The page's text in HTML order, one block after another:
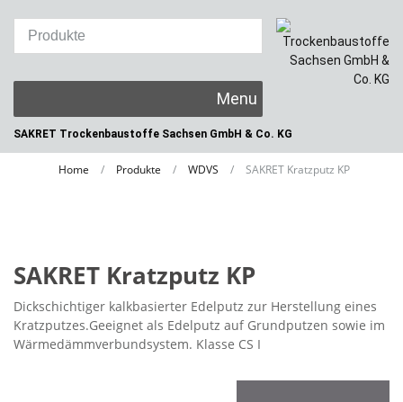
SAKRET Trockenbaustoffe Sachsen GmbH & Co. KG
content
Home / Produkte / WDVS / SAKRET Kratzputz KP
SAKRET Kratzputz KP
Dickschichtiger kalkbasierter Edelputz zur Herstellung eines
Kratzputzes.Geeignet als Edelputz auf Grundputzen sowie im
Wärmedämmverbundsystem. Klasse CS I